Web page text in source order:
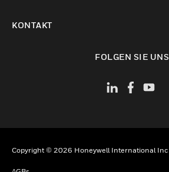
KONTAKT
FOLGEN SIE UNS
Copyright © 2026 Honeywell International Inc